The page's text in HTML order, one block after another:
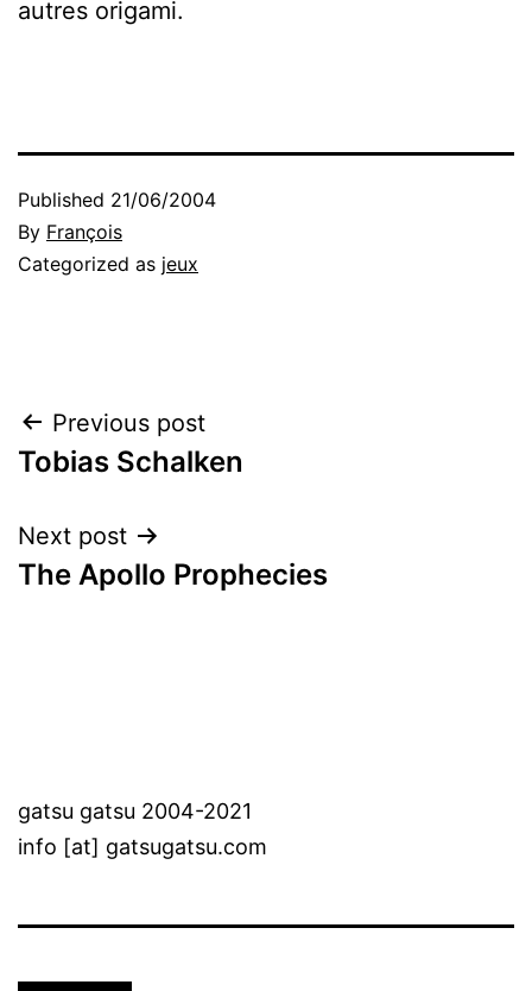
autres origami.
Published 21/06/2004
By François
Categorized as jeux
Post
navigation
Previous post
Tobias Schalken
Next post
The Apollo Prophecies
gatsu gatsu 2004-2021
info [at] gatsugatsu.com